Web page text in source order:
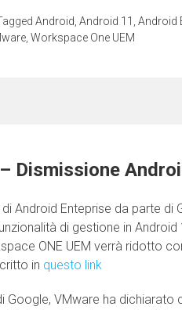
Android Android 11 Android
Workspace One UEM
Dismissione
Android Enteprise da parte
di gestione in
ONE UEM verrà ridotto
in questo link
Google, VMware ha